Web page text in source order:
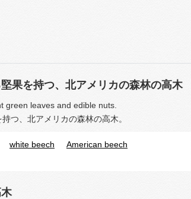
果を持つ、北アメリカの森林の高木
green leaves and edible nuts.
つ、北アメリカの森林の高木。
white beech
American beech